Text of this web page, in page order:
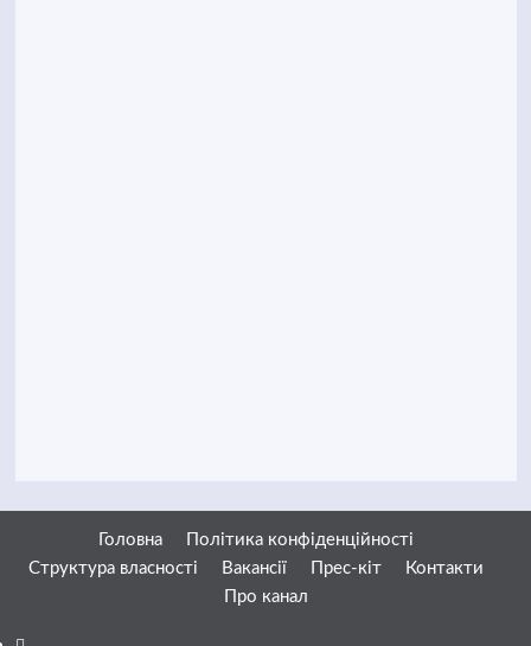
Головна
Політика конфіденційності
Структура власності
Вакансії Прес-кіт
Контакти
Про канал